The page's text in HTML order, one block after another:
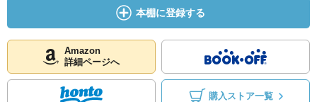
本棚に登録する
Amazon
詳細ページへ
購入ストア一覧